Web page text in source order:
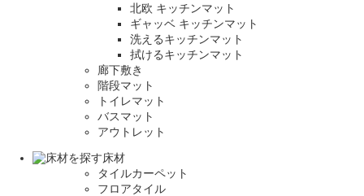
北欧 キッチンマット
ギャッベ キッチンマット
洗えるキッチンマット
拭けるキッチンマット
廊下敷き
階段マット
トイレマット
バスマット
アウトレット
床材
タイルカーペット
フロアタイル